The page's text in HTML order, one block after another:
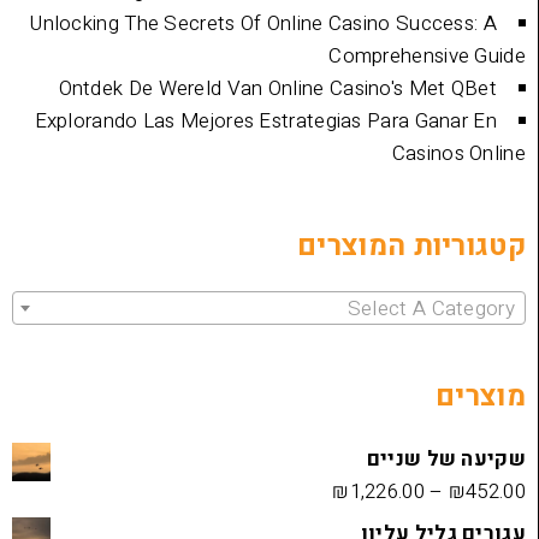
Unlocking The Secrets Of Online Casino
Ontdek De Wereld Van Online Casino's
Explorando Las Mejores Estrategias Para
המוצרים
Select
₪1,226.00